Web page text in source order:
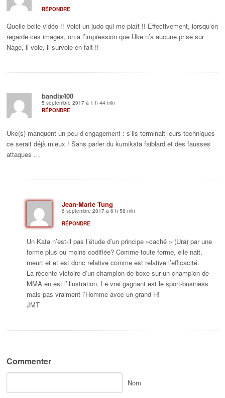
Quelle belle vidéo !! Voici un judo qui me plaît !! Effectivement, lorsqu’on
regarde ces images, on a l’impression que Uke n’a aucune prise sur
Nage, il vole, il survole en fait !!
RÉPONDRE
bandix400
5 septembre 2017 à 1 h 44 min
Uke(s) manquent un peu d’engagement : s’ils terminait leurs techniques
ce serait déjà mieux ! Sans parler du kumikata faiblard et des fausses
attaques …
RÉPONDRE
Jean-Marie Tung
6 septembre 2017 à 6 h 58 min
Un Kata n’est-il pas l’étude d’un principe »caché » (Ura) par une
forme plus ou moins codifiée? Comme toute forme, elle nait,
meurt et et est donc relative comme est relative l’efficacité.
La récente victoire d’un champion de boxe sur un champion de
MMA en est l’illustration. Le vrai gagnant est le sport-business
mais pas vraiment l’Homme avec un grand H!
JMT
RÉPONDRE
Commenter
Nom